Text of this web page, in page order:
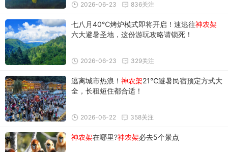
836关注
2026-06-23
七八月40℃烤炉模式即将开启！速逃往神农架
六大避暑圣地，这份游玩攻略请锁死！
329关注
2026-06-23
逃离城市热浪！ 神农架21℃避暑民宿预定方式大
全，长租短住都合适！
358关注
2026-06-22
神农架在哪里?神农架必去5个景点